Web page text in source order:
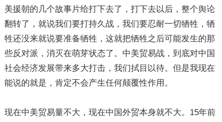
美援朝的几个故事片给打下去了，打下去以后，整个舆论
翻转了，就说我们要打持久战，我们要忍耐一切牺牲，牺
牲还没来就说要准备牺牲，这就把牺牲之后可能发生的那
些反对派，消灭在萌芽状态了。中美贸易战，到底对中国
社会经济发展带来多大打击，我们拭目以待。但是我现在
能说的就是，肯定不会产生任何颠覆性作用。
现在中美贸易量不大，现在中国外贸本身就不大。15年前